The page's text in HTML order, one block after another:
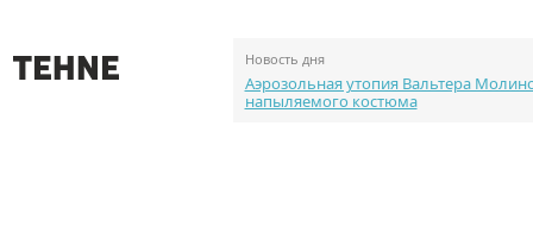
Новость дня
Аэрозольная утопия Вальтера
напыляемого костюма